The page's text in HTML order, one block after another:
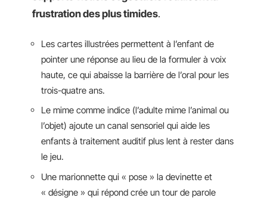
frustration des plus timides.
Les cartes illustrées permettent à l’enfant de
pointer une réponse au lieu de la formuler à voix
haute, ce qui abaisse la barrière de l’oral pour les
trois-quatre ans.
Le mime comme indice (l’adulte mime l’animal ou
l’objet) ajoute un canal sensoriel qui aide les
enfants à traitement auditif plus lent à rester dans
le jeu.
Une marionnette qui « pose » la devinette et
« désigne » qui répond crée un tour de parole